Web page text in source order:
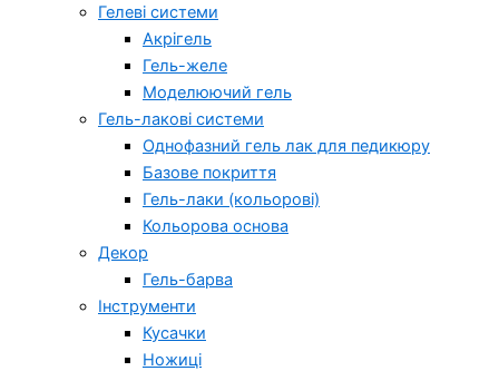
Гелеві системи
Акрігель
Гель-желе
Моделюючий гель
Гель-лакові системи
Однофазний гель лак для педикюру
Базове покриття
Гель-лаки (кольорові)
Кольорова основа
Декор
Гель-барва
Інструменти
Кусачки
Ножиці